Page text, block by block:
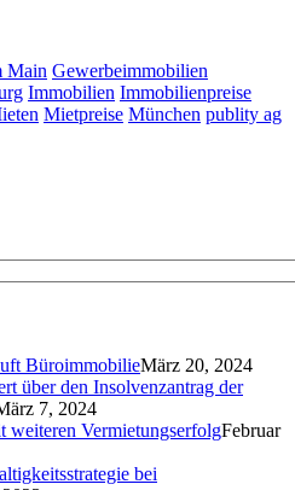
Main Gewerbeimmobilien
Immobilien Immobilienpreise
Mietpreise München publity ag
BüroimmobilieMärz 20, 2024
über den Insolvenzantrag der
7, 2024
VermietungserfolgFebruar
bei